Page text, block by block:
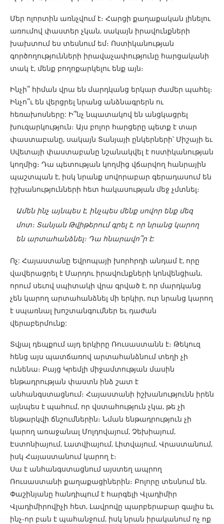
Մեր ոլորտին առնչվում է։ Հարցի քաղաքական լինելու
առումով փաստեր չկան, սակայն իրավունքների
խախտում ես տեսնում եմ։ Ոստիկանության
գործողությունների իրավաչափությունը հարցականի
տակ է, մենք բողոքարկելու ենք այն։
Ինչի՞ հիման վրա են մարդկանց երկար ժամեր պահել։
Ինչո՞ւ են վերցրել նրանց անձնագրերն ու
հեռախոսները: Ի՞նչ նպատակով են անցկացրել
խուզարկություն։ Այս բոլոր հարցերը պետք է տար
փաստաբանը, սակայն Տանյայի ընկերների՝ Միշայի եւ
Սվետայի փաստաբանը նշանակվել է ոստիկանության
կողմից։ Դա պետության կողմից վճարվող հանրային
պաշտպան է, իսկ նրանք սովորաբար գերադասում են
իշխանությունների հետ հակասության մեջ չմտնել։
Ամեն ինչ այնպես է, ինչպես մենք սովոր ենք մեզ
մոտ։ Տանյան Թվիթերում գրել է, որ նրանց կարող
են արտահանձնել։ Դա հնարավո՞ր է:
Ոչ: Հայաստանը Եվրոպայի խորհրդի անդամ է, որը
վավերացրել է Մարդու իրավունքների կոնվենցիան,
որում սեւով սպիտակի վրա գրված է, որ մարդկանց
չեն կարող արտահանձնել մի երկիր, ուր նրանց կարող
է սպառնալ խոշտանգումներ եւ դաժան
վերաբերմունք:
Տվյալ դեպքում այդ երկիրը Ռուսաստանն է։ Թեկուզ
հենց այս պատճառով արտահանձնում տեղի չի
ունենա։ Բայց Կրեմլի միջամտության մասին
ենթադրության փաստն ինձ շատ է
անհանգստացնում։ Հայաստանի իշխանությունն իրեն
այնպես է պահում, որ վստահություն չկա, թե չի
ենթարկվի ճնշումներին։ Նման ենթադրություն չի
կարող առաջանալ Մոլդովայում, Չեխիայում,
Էստոնիայում, Լատվիայում, Լիտվայում, Վրաստանում,
իսկ Հայաստանում կարող է։
Սա է անհանգստացնում այստեղ ապրող
Ռուսաստանի քաղաքացիներին։ Բոլորը տեսնում են.
Փաշինյանը հանդիպում է հարգելի Վլադիմիր
Վլադիմիրովիչի հետ, Լավրովը պարբերաբար գալիս եւ
ինչ-որ բան է պահանջում, իսկ նրան իրականում ոչ ոք